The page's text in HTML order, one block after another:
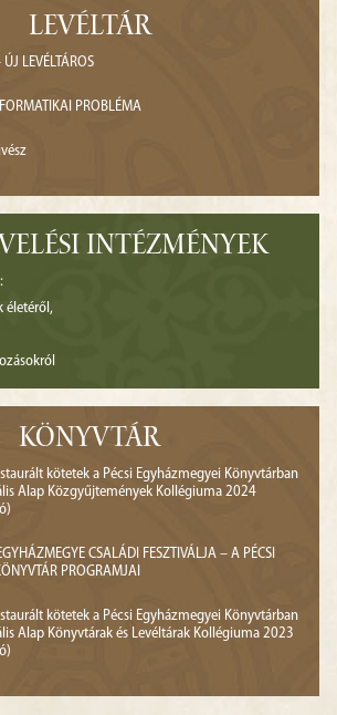
LEVÉLTÁR
LEVÉLTÁROS
PROBLÉMA
INTÉZMÉNYEK
életéről,
KÖNYVTÁR
kötetek a Pécsi Egyházmegyei Könyvtárban
Alap Közgyűjtemények Kollégiuma 2024
CSALÁDI FESZTIVÁLJA – A PÉCSI
PROGRAMJAI
kötetek a Pécsi Egyházmegyei Könyvtárban
Alap Könyvtárak és Levéltárak Kollégiuma 2023